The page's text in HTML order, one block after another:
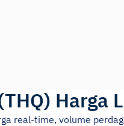
THQ) Harga
real-time, volume